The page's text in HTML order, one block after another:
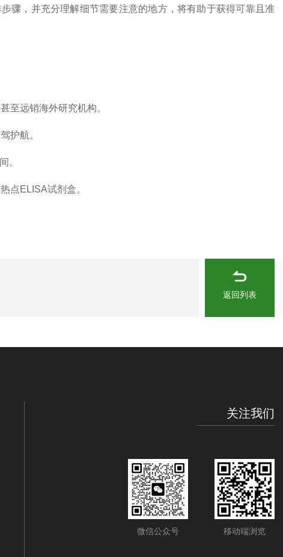
骤，并充分理解细节需要注意的地方，将有助于获得可靠且准
至远销海外研究机构。
护航。
。
点ELISA试剂盒。
返回列表
关注我们
微信公众号 移动端浏览